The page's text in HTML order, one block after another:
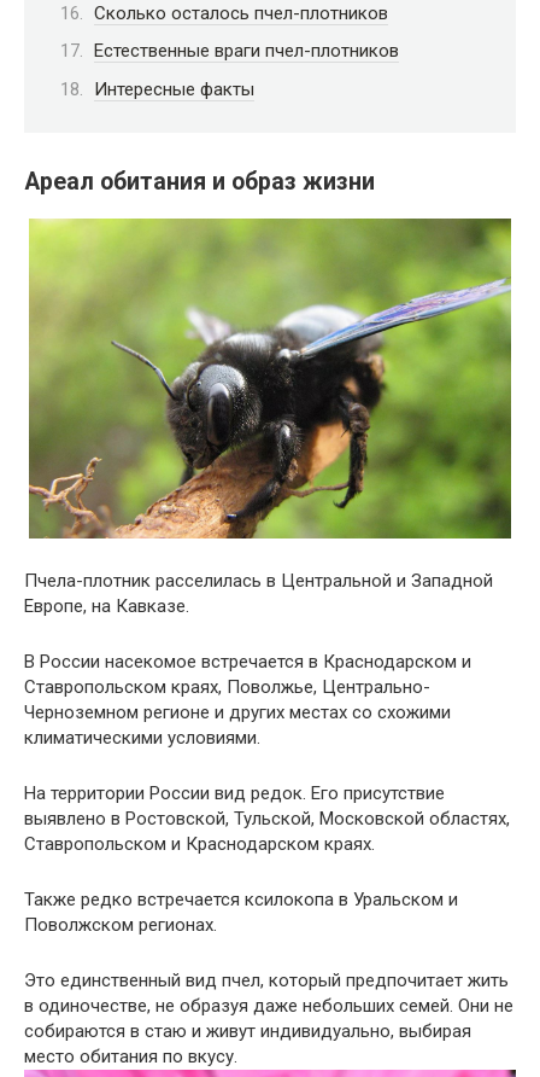
Сколько осталось пчел-плотников
Естественные враги пчел-плотников
Интересные факты
Ареал обитания и образ жизни
Пчела-плотник расселилась в Центральной и Западной
Европе, на Кавказе.
В России насекомое встречается в Краснодарском и
Ставропольском краях, Поволжье, Центрально-
Черноземном регионе и других местах со схожими
климатическими условиями.
На территории России вид редок. Его присутствие
выявлено в Ростовской, Тульской, Московской областях,
Ставропольском и Краснодарском краях.
Также редко встречается ксилокопа в Уральском и
Поволжском регионах.
Это единственный вид пчел, который предпочитает жить
в одиночестве, не образуя даже небольших семей. Они не
собираются в стаю и живут индивидуально, выбирая
место обитания по вкусу.